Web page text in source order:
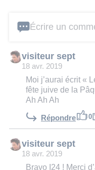
Écrire un
visiteur sept
18 avr. 2019
Moi j’aurai écrit «
fête juive de la
Ah Ah Ah
Répondre 0
visiteur sept
18 avr. 2019
Bravo I24 ! Merci